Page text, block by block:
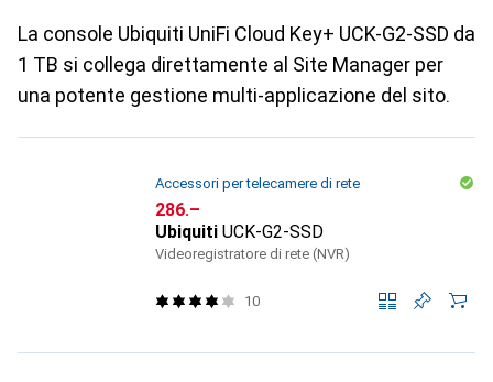
La console Ubiquiti UniFi Cloud Key+ UCK-G2-SSD da
1 TB si collega direttamente al Site Manager per
una potente gestione multi-applicazione del sito.
Accessori per telecamere di rete
CHF
286.–
Ubiquiti UCK-G2-SSD
Videoregistratore di rete (NVR)
10